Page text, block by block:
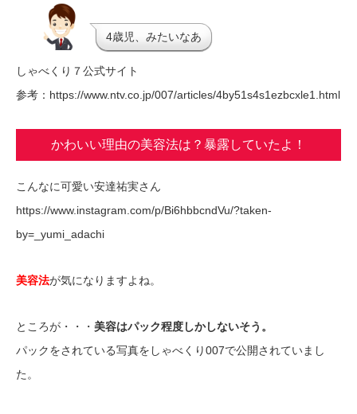
4歳児、みたいなあ
しゃべくり７公式サイト
参考：https://www.ntv.co.jp/007/articles/4by51s4s1ezbcxle1.html
かわいい理由の美容法は？暴露していたよ！
こんなに可愛い安達祐実さん
https://www.instagram.com/p/Bi6hbbcndVu/?taken-
by=_yumi_adachi
美容法が気になりますよね。
ところが・・・ 美容はパック程度しかしないそう。
パックをされている写真をしゃべくり007で公開されていまし
た。